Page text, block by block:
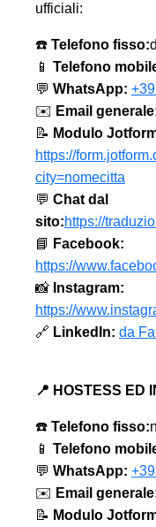
ufficiali:
☎️ Telefono fisso:
📱 Telefono
💬 WhatsApp:
✉️ Email
📝 Modulo
https://
city=nomecitta
💬 Chat dal
sito:https://
📘 Facebook:
https://
📸 Instagram:
https://
🔗 LinkedIn: da
📍 HOSTESS ED
☎️ Telefono fisso:
📱 Telefono
💬 WhatsApp:
✉️ Email
📝 Modulo